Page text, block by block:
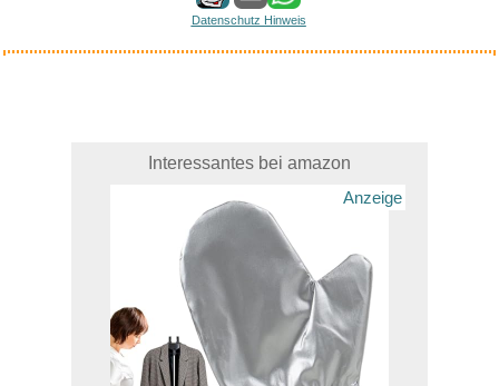
Datenschutz Hinweis
Interessantes bei amazon
Anzeige